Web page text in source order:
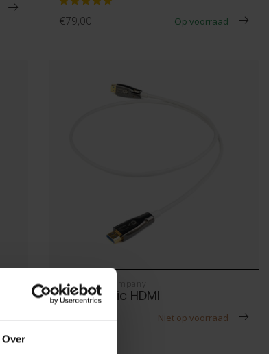
Over
€79,00 Op voorraad
The Chord Company
Chord epic HDMI
€600,00 Niet op voorraad